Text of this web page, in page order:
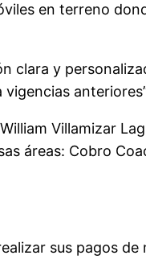
en terreno
clara y
Villamizar
áreas: Cobro
sus pagos de